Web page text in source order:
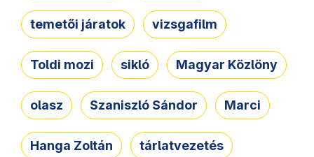
temetői járatok vizsgafilm
Toldi mozi sikló Magyar Közlöny
olasz Szaniszló Sándor Marci
Hanga Zoltán tárlatvezetés